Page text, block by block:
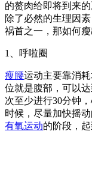
的赘肉给即将到来
除了必然的生理因素
祸首之一，那如何瘦
1、呼啦圈
瘦腰运动主要靠消
位就是腹部，可以
次至少进行30分钟
时候，尽量加快摇
有氧运动的阶段，